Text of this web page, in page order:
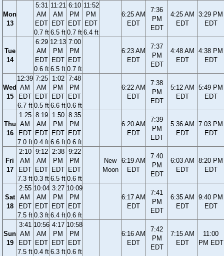
Mon
13
5:31
AM
EDT
0.7 ft
11:21
AM
EDT
6.5 ft
6:10
PM
EDT
0.7 ft
11:52
PM
EDT
6.4 ft
6:25 AM
EDT
7:36
PM
EDT
4:25 AM
EDT
3:29 PM
EDT
Tue
14
6:29
AM
EDT
0.6 ft
12:13
PM
EDT
6.5 ft
7:00
PM
EDT
0.7 ft
6:23 AM
EDT
7:37
PM
EDT
4:48 AM
EDT
4:38 PM
EDT
Wed
15
12:39
AM
EDT
6.7 ft
7:25
AM
EDT
0.5 ft
1:02
PM
EDT
6.6 ft
7:48
PM
EDT
0.6 ft
6:22 AM
EDT
7:38
PM
EDT
5:12 AM
EDT
5:49 PM
EDT
Thu
16
1:25
AM
EDT
7.0 ft
8:19
AM
EDT
0.4 ft
1:50
PM
EDT
6.6 ft
8:35
PM
EDT
0.6 ft
6:20 AM
EDT
7:39
PM
EDT
5:36 AM
EDT
7:03 PM
EDT
Fri
17
2:10
AM
EDT
7.3 ft
9:12
AM
EDT
0.3 ft
2:38
PM
EDT
6.5 ft
9:22
PM
EDT
0.6 ft
New
Moon
6:19 AM
EDT
7:40
PM
EDT
6:03 AM
EDT
8:20 PM
EDT
Sat
18
2:55
AM
EDT
7.5 ft
10:04
AM
EDT
0.3 ft
3:27
PM
EDT
6.4 ft
10:09
PM
EDT
0.6 ft
6:17 AM
EDT
7:41
PM
EDT
6:35 AM
EDT
9:40 PM
EDT
Sun
19
3:41
AM
EDT
7.5 ft
10:56
AM
EDT
0.4 ft
4:17
PM
EDT
6.3 ft
10:58
PM
EDT
0.6 ft
6:16 AM
EDT
7:42
PM
EDT
7:15 AM
EDT
11:00
PM EDT